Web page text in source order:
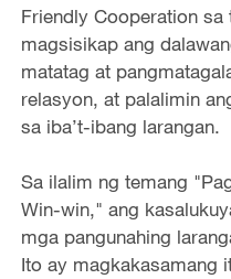
Friendly Cooperation
magsisikap ang
matatag at
relasyon, at palalimin
sa iba’t-ibang larangan.
Sa ilalim ng temang
Win-win," ang
mga pangunahing
Ito ay magkakasamang